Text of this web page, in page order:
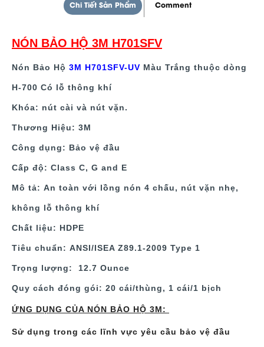
Chi Tiết Sản Phẩm Comment
NÓN BẢO HỘ 3M H701SFV
Nón Bảo Hộ 3M H701SFV-UV Màu Trắng thuộc dòng
H-700 Có lỗ thông khí
Khóa: nút cài và nút vặn.
Thương Hiệu: 3M
Công dụng: Bảo vệ đầu
Cấp độ: Class C, G and E
Mô tả: An toàn với lồng nón 4 chấu, nút vặn nhẹ,
không lỗ thông khí
Chất liệu: HDPE
Tiêu chuẩn: ANSI/ISEA Z89.1-2009 Type 1
Trọng lượng: ‎ 12.7 Ounce
Quy cách đóng gói: 20 cái/thùng, 1 cái/1 bịch
ỨNG DỤNG CỦA NÓN BẢO HỘ 3M:
Sử dụng trong các lĩnh vực yêu cầu bảo vệ đầu